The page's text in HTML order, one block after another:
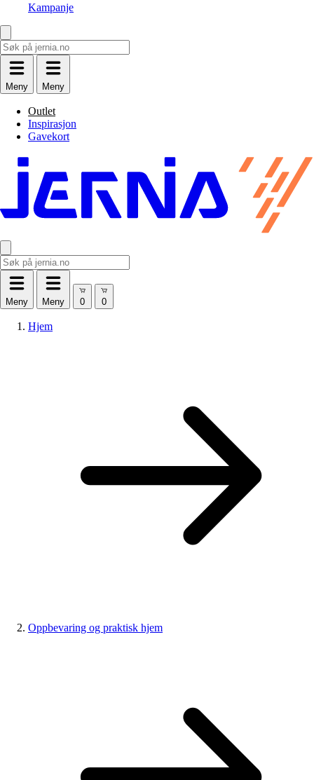
Kampanje
Meny Meny
Outlet
Inspirasjon
Gavekort
Meny Meny
Hjem
Oppbevaring og praktisk hjem